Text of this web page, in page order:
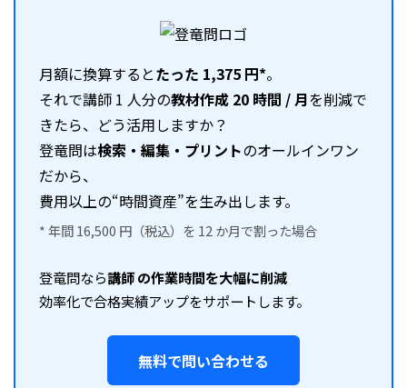
月額に換算するとたった 1,375 円*。
それで講師 1 人分の教材作成 20 時間 / 月を削減で
きたら、どう活用しますか？
登竜問は検索・編集・プリントのオールインワン
だから、
費用以上の“時間資産”を生み出します。
* 年間 16,500 円（税込）を 12 か月で割った場合
登竜問なら講師 の作業時間を大幅に削減
効率化で合格実績アップをサポートします。
無料で問い合わせる